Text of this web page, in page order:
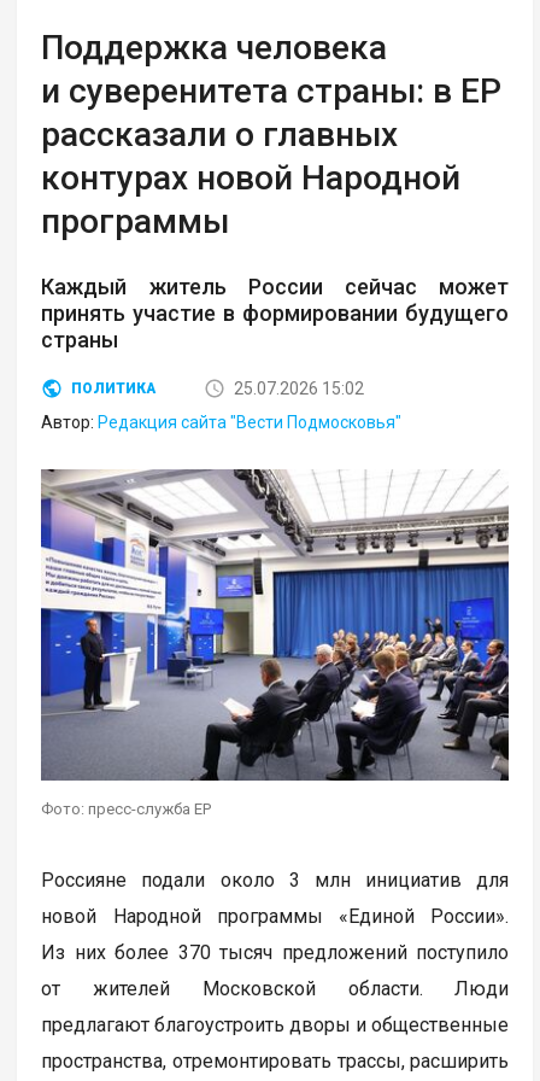
Поддержка человека
и суверенитета страны: в ЕР
рассказали о главных
контурах новой Народной
программы
Каждый житель России сейчас может
принять участие в формировании будущего
страны
ПОЛИТИКА
25.07.2026 15:02
Автор: Редакция сайта "Вести Подмосковья"
Фото: пресс-служба ЕР
Россияне подали около 3 млн инициатив для
новой Народной программы «Единой России».
Из них более 370 тысяч предложений поступило
от жителей Московской области. Люди
предлагают благоустроить дворы и общественные
пространства, отремонтировать трассы, расширить